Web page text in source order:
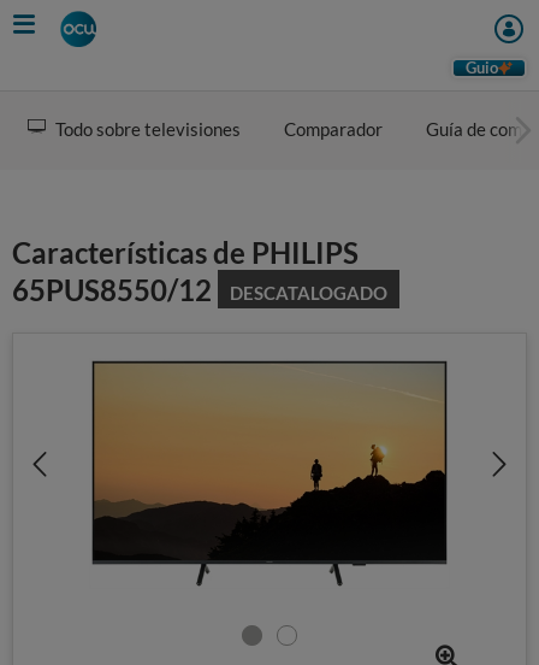
Skip
to
Guio
Todo sobre televisiones Comparador Guía de
Características de PHILIPS
65PUS8550/12
DESCATALOGADO